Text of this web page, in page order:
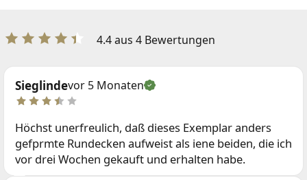
4.4 aus 4 Bewertungen
Sieglindevor 5 Monaten
Höchst unerfreulich, daß dieses Exemplar anders
gefprmte Rundecken aufweist als iene beiden, die ich
vor drei Wochen gekauft und erhalten habe.